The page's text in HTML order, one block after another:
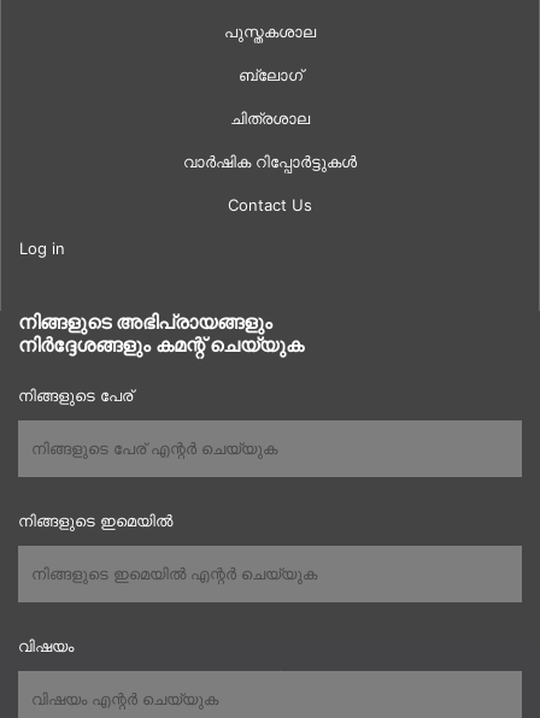
പുസ്തകശാല
ബ്ലോഗ്
ചിത്രശാല
വാർഷിക റിപ്പോർട്ടുകൾ
Contact Us
Log in
നിങ്ങളുടെ അഭിപ്രായങ്ങളും
നിർദ്ദേശങ്ങളും കമന്റ് ചെയ്യുക
നിങ്ങളുടെ പേര്
നിങ്ങളുടെ ഇമെയിൽ
വിഷയം